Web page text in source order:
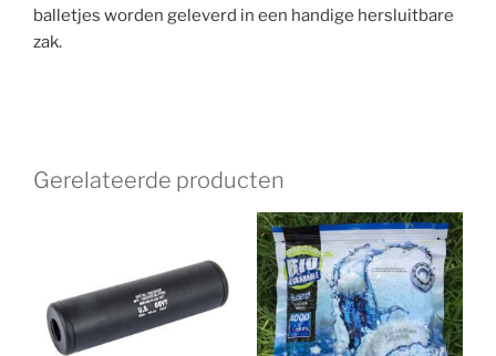
balletjes worden geleverd in een handige hersluitbare
zak.
Gerelateerde producten